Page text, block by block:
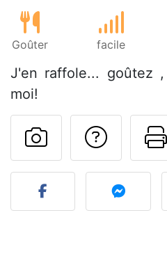
Goûter facile
J'en raffole... goûtez
moi!
Publier